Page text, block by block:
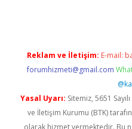
Reklam ve İletişim: E-mail:
forumhizmeti@gmail.com
Yasal Uyarı: Sitemiz, 5651
ve İletişim Kurumu (BTK)
olarak hizmet vermektedir. Bu